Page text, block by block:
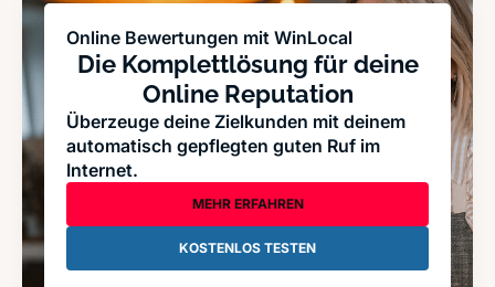
Online Bewertungen mit WinLocal
Die Komplettlösung für deine
Online Reputation
Überzeuge deine Zielkunden mit deinem
automatisch gepflegten guten Ruf im
Internet.
MEHR ERFAHREN
KOSTENLOS TESTEN